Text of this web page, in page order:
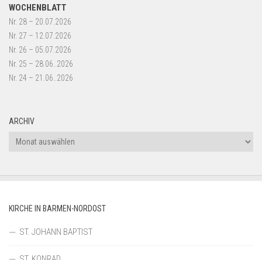
WOCHENBLATT
Nr. 28 – 20.07.2026
Nr. 27 – 12.07.2026
Nr. 26 – 05.07.2026
Nr. 25 – 28.06..2026
Nr. 24 – 21.06..2026
ARCHIV
Archiv
KIRCHE IN BARMEN-NORDOST
ST. JOHANN BAPTIST